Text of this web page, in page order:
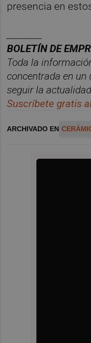
presencia en
BOLETÍN DE
Toda la
concentrada en un
seguir la
Suscríbete gratis
ARCHIVADO EN